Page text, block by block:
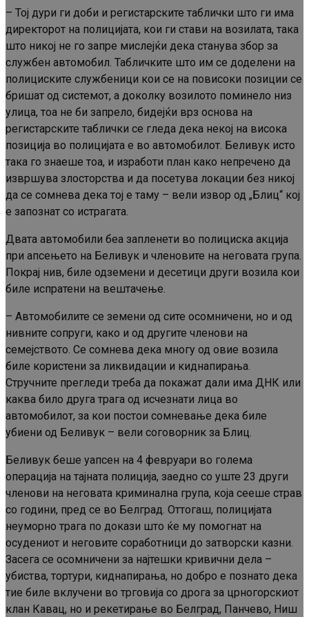
– Тој дури ги доби и регистарските таблички што ги има
директорот на полицијата, кои ги стави на возилата, така
што никој не го запре мислејќи дека станува збор за
службен автомобил. Табличките што им се доделени на
полициските службеници кои се на повисоки позиции се
бришат од системот, а доколку возилото поминело низ
улица, тоа не би запрело, бидејќи врз основа на
регистарските таблички се гледа дека некој на висока
позиција во полицијата е во автомобилот. Беливук исто
така го знаеше тоа, и изработи план како непречено да
извршува злосторства и да посетува локации без никој
да се сомнева дека тој е таму – вели извор од „Блиц“ кој
е запознат со истрагата.
Двата автомобили беа запленети во полициска акција
при апсењето на Беливук и членовите на неговата група.
Покрај нив, биле одземени и десетици други возила кои
биле испратени на вештачење.
– Автомобилите се земени од сите осомничени, но и од
нивните сопруги, како и од другите членови на
семејството. Се сомнева дека многу од овие возила
биле користени за ликвидации и киднапирања.
Стручните прегледи треба да покажат дали има ДНК или
каква било друга трага од исчезнати лица во
автомобилот, за кои постои сомневање дека биле
убиени од Беливук – вели соговорник за Блиц.
Беливук беше уапсен на 4 февруари во голема
операција на тајната полиција, заедно со уште 23 други
членови на неговата криминална група, која сееше страв
со години, пред се во Белград. Оттогаш, полицијата
неуморно трага по докази што ќе му помогнат на
осудениот и неговите соработници до затворски казни.
Засега се осомничени за најтешки кривични дела –
убиства, тортури, киднапирања, но добро е познато дека
тие биле вклучени во трговија со дрога за црногорскиот
клан Кавац, но и рекетирање во Белград, Панчево, Ниш